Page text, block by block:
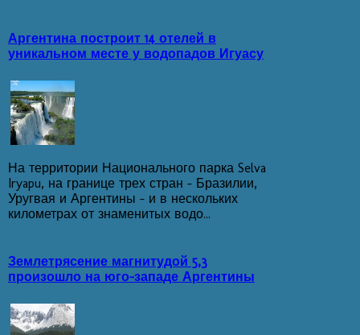
Аргентина построит 14 отелей в
уникальном месте у водопадов Игуасу
На территории Национального парка Selva
Iryapu, на границе трех стран - Бразилии,
Уругвая и Аргентины - и в нескольких
километрах от знаменитых водо...
Землетрясение магнитудой 5,3
произошло на юго-западе Аргентины